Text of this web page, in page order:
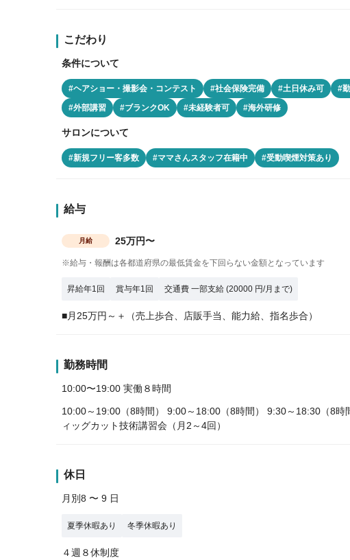
こだわり
条件について
#ヘアショー・撮影会・コンテスト #社会保険完備 #土日休み可 #
#外部講習
#ブランクOK #未経験者可 #海外研修
サロンについて
#新規フリー客多数 #ママさんスタッフ在籍中 #受動喫煙対策あり
給与
月給 25万円〜
※給与・報酬は各都道府県の最低賃金を下回らない金額となっています
昇給年1回 賞与年1回 交通費 一部支給 (20000 円/月まで)
■月25万円～＋（売上歩合、店販手当、能力給、指名歩合）
勤務時間
10:00〜19:00 実働８時間
10:00～19:00（8時間） 9:00～18:00（8時間） 9:30～18:30（8
ィッグカット技術講習会（月2～4回）
休日
月別8 〜 9 日
夏季休暇あり 冬季休暇あり
４週８休制度